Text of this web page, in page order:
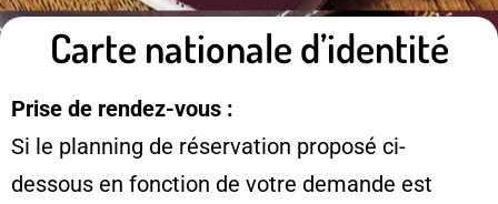
Carte nationale d’identité
Prise de rendez-vous :
Si le planning de réservation proposé ci-
dessous en fonction de votre demande est